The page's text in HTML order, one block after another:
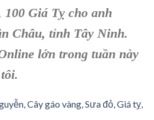
Giá Tỵ cho anh
Châu, tỉnh Tây Ninh.
lớn trong tuần này